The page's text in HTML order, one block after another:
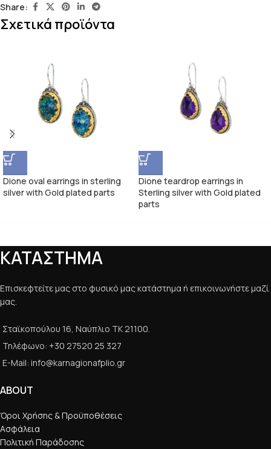
Share:
Σχετικά προϊόντα
Dione oval earrings in sterling
silver with Gold plated parts
Dione teardrop earrings in
Sterling silver with Gold plated
parts
ΚΑΤΑΣΤΗΜΑ
Επισκεφτείτε μας στο φυσικό μας κατάστημα ή επικοινωνήστε μαζί
μας.
Σταϊκοπούλου 16, Ναύπλιο ΤΚ 21100.
Τηλέφωνο: +30 27520 25 327
E-Mail: info@karnagionafplio.gr
ABOUT
Όροι Χρήσης & Προϋποθέσεις
Ασφάλεια
Πολιτική Παράδοσης